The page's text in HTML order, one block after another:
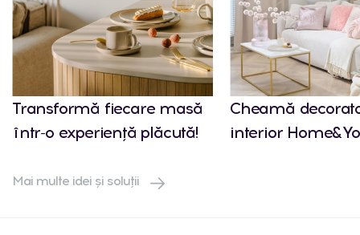
Transformă fiecare masă
într-o experiență plăcută!
Cheamă
interior
Mai multe idei și soluții